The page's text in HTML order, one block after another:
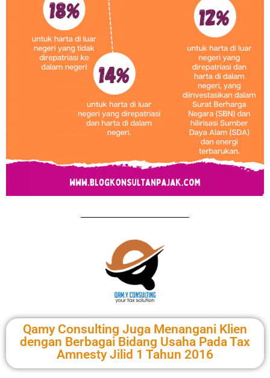
Qamy Consulting Juga Menangani Klien
dengan Berbagai Bidang Usaha Pada Tax
Amnesty Jilid 1 Tahun 2016